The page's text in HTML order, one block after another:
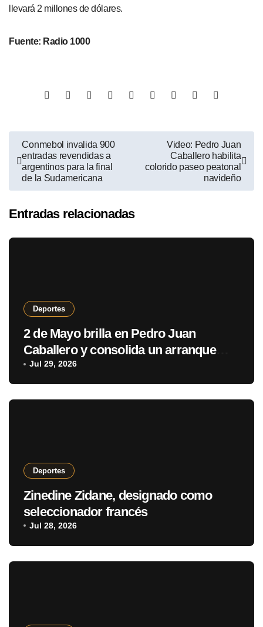
llevará 2 millones de dólares.
Fuente: Radio 1000
Conmebol invalida 900
entradas revendidas a
argentinos para la final
de la Sudamericana
Video: Pedro Juan
Caballero habilita
colorido paseo peatonal
navideño
Entradas relacionadas
Deportes
2 de Mayo brilla en Pedro Juan
Caballero y consolida un arranque
con puntaje perfecto
Jul 29, 2026
Deportes
Zinedine Zidane, designado como
seleccionador francés
Jul 28, 2026